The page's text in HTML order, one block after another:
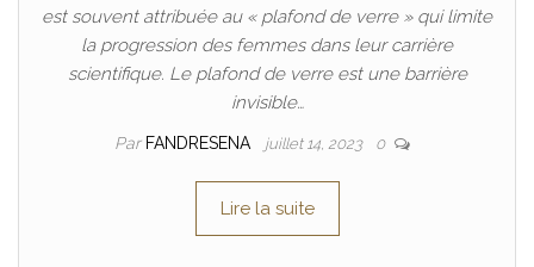
est souvent attribuée au « plafond de verre » qui limite
la progression des femmes dans leur carrière
scientifique. Le plafond de verre est une barrière
invisible…
Par FANDRESENA juillet 14, 2023 0
Lire la suite